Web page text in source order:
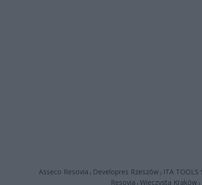
Asseco Resovia | Developres Rzeszów| ITA TOOLS
Resovia | Wieczysta Kraków |